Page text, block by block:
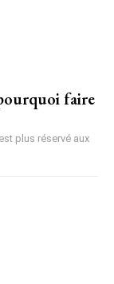
faire
plus réservé aux